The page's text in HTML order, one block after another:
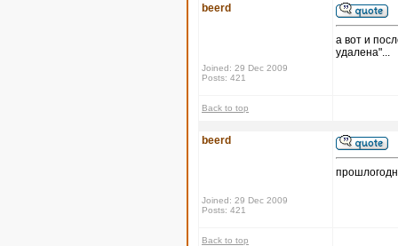
beerd
Joined: 29 Dec 2009
Posts: 421
а вот и
удалена"...
Back to top
beerd
Joined: 29 Dec 2009
Posts: 421
Back to top